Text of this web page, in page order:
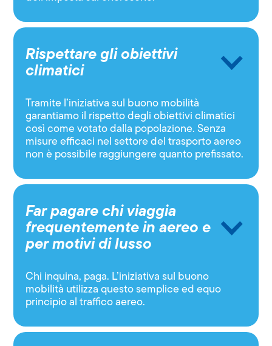
Rispettare gli obiettivi
climatici
Tramite l’iniziativa sul buono mobilità
garantiamo il rispetto degli obiettivi climatici
così come votato dalla popolazione. Senza
misure efficaci nel settore del trasporto aereo
non è possibile raggiungere quanto prefissato.
Far pagare chi viaggia
frequentemente in aereo e
per motivi di lusso
Chi inquina, paga. L’iniziativa sul buono
mobilità utilizza questo semplice ed equo
principio al traffico aereo.